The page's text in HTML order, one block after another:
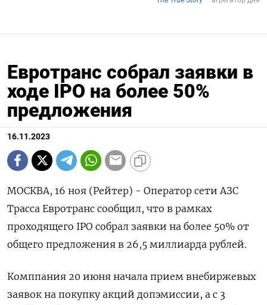
Евротранс собрал заявки в
ходе IPO на более 50%
предложения
16.11.2023
МОСКВА, 16 ноя (Рейтер) - Оператор сети АЗС
Трасса Евротранс сообщил, что в рамках
проходящего IPO собрал заявки на более 50% от
общего предложения в 26,5 миллиарда рублей.
Комппания 20 июня начала прием внебиржевых
заявок на покупку акций допэмиссии, а с 3